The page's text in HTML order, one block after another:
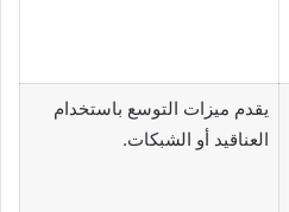
يقدم ميزات التوسع باستخدام
العناقيد أو الشبكات.